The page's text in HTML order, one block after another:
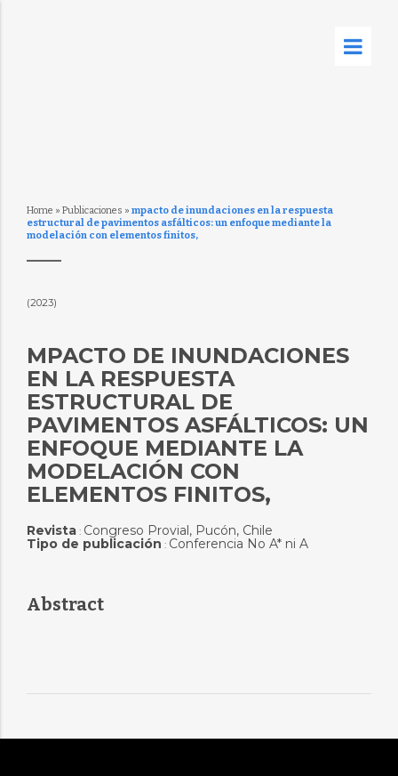
Home » Publicaciones » mpacto de inundaciones en la respuesta
estructural de pavimentos asfálticos: un enfoque mediante la
modelación con elementos finitos,
(2023)
MPACTO DE INUNDACIONES
EN LA RESPUESTA
ESTRUCTURAL DE
PAVIMENTOS ASFÁLTICOS: UN
ENFOQUE MEDIANTE LA
MODELACIÓN CON
ELEMENTOS FINITOS,
Revista: Congreso Provial, Pucón, Chile
Tipo de publicación : Conferencia No A* ni A
Abstract